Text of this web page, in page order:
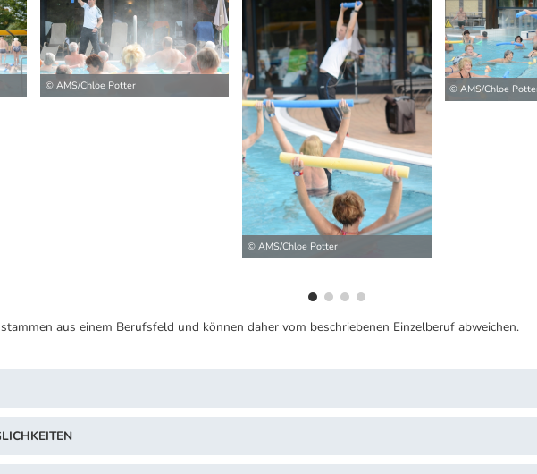
© AMS/Chloe Potter
© AMS/Chloe Potter
© AMS/Chloe
Bilder
aus einem Berufsfeld und können daher vom beschriebenen Einzelberuf abweichen.